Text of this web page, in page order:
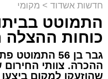
חדשות אשדוד > מקומי
התמוטט
כוחות ההצלה
גבר בן 56
ההכרה. צוותי
שהוזעקו למקום